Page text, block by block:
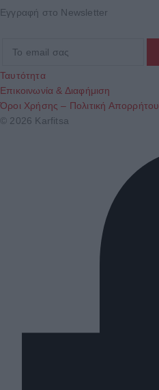
Εγγραφή στο Newsletter
Ταυτότητα
Επικοινωνία & Διαφήμιση
Όροι Χρήσης – Πολιτική Απορρήτου
© 2026 Karfitsa